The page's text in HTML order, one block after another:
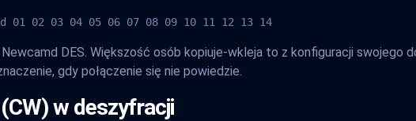
01 02 03 04 05 06 07 08 09 10 11 12 13 14
DES. Większość osób kopiuje-wkleja to z konfiguracji swojego
gdy połączenie się nie powiedzie.
w deszyfracji